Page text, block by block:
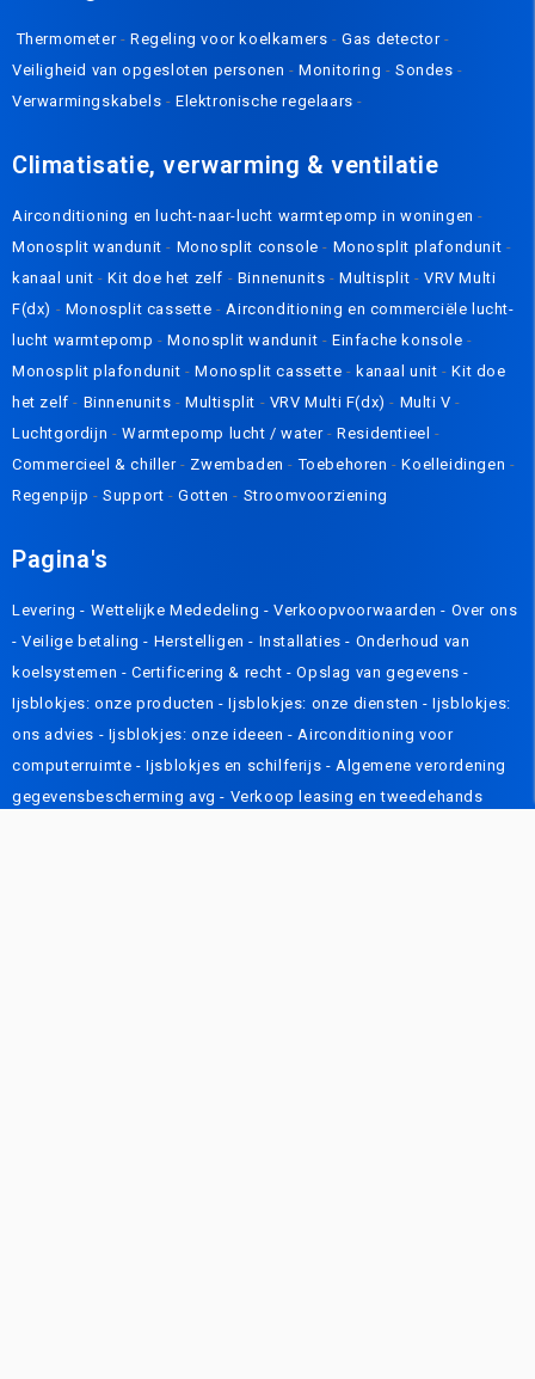
Thermometer -Regeling voor koelkamers-Gas detector-
Veiligheid van opgesloten personen-Monitoring -Sondes-
Verwarmingskabels -Elektronische regelaars-
Climatisatie, verwarming & ventilatie
Airconditioning en lucht-naar-lucht warmtepomp in woningen-
Monosplit wandunit- Monosplit console- Monosplit plafondunit -
kanaal unit-Kit doe het zelf - Binnenunits-Multisplit -VRV Multi
F(dx) - Monosplit cassette- Airconditioning en commerciële lucht-
lucht warmtepomp-Monosplit wandunit -Einfache konsole-
Monosplit plafondunit-Monosplit cassette - kanaal unit-Kit doe
het zelf- Binnenunits -Multisplit - VRV Multi F(dx)- Multi V-
Luchtgordijn -Warmtepomp lucht / water-Residentieel-
Commercieel & chiller- Zwembaden-Toebehoren-Koelleidingen -
Regenpijp -Support-Gotten- Stroomvoorziening
Pagina's
Levering- Wettelijke Mededeling -Verkoopvoorwaarden- Over ons
-Veilige betaling- Herstelligen- Installaties- Onderhoud van
koelsystemen -Certificering & recht-Opslag van gegevens-
Ijsblokjes: onze producten-Ijsblokjes: onze diensten-Ijsblokjes:
ons advies - Ijsblokjes: onze ideeen- Airconditioning voor
computerruimte -Ijsblokjes en schilferijs - Algemene verordening
gegevensbescherming avg- Verkoop leasing en tweedehands